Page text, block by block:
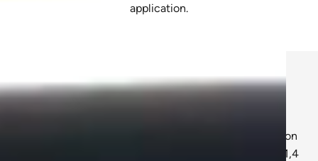
application.
Qui sommes nous ?
est l'application ultime de sport, nutrition
. Depuis 2019, plus d'1,4